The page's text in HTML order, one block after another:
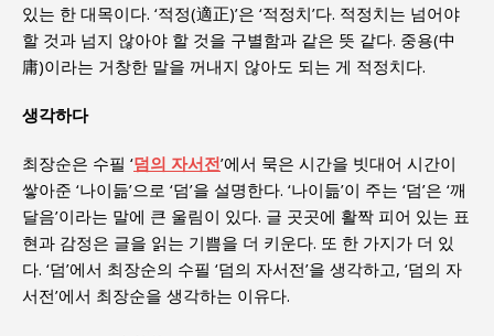
있는 한 대목이다. ‘적정(適正)’은 ‘적정치’다. 적정치는 넘어야
할 것과 넘지 않아야 할 것을 구별함과 같은 뜻 같다. 중용(中
庸)이라는 거창한 말을 꺼내지 않아도 되는 게 적정치다.
생각하다
최장순은 수필 ‘덤의 자서전’에서 묵은 시간을 빗대어 시간이
쌓아준 ‘나이듦’으로 ‘덤’을 설명한다. ‘나이듦’이 주는 ‘덤’은 ‘깨
달음’이라는 말에 큰 울림이 있다. 글 곳곳에 활짝 피어 있는 표
현과 감정은 글을 읽는 기쁨을 더 키운다. 또 한 가지가 더 있
다. ‘덤’에서 최장순의 수필 ‘덤의 자서전’을 생각하고, ‘덤의 자
서전’에서 최장순을 생각하는 이유다.